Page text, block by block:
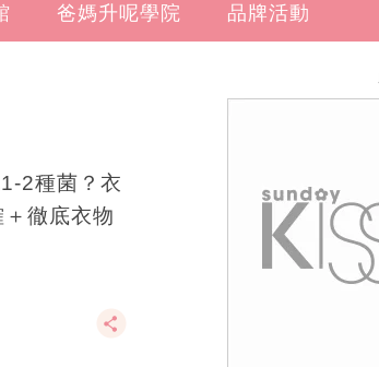
爸媽升呢學院 品牌活動
2種菌？衣
徹底衣物